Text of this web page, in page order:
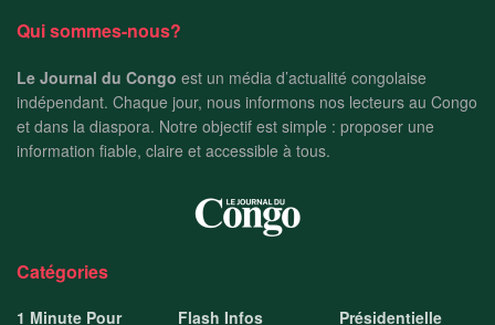
Qui sommes-nous?
Le Journal du Congo est un média d’actualité congolaise
indépendant. Chaque jour, nous informons nos lecteurs au Congo
et dans la diaspora. Notre objectif est simple : proposer une
information fiable, claire et accessible à tous.
Catégories
1 Minute Pour
Flash Infos
Présidentielle